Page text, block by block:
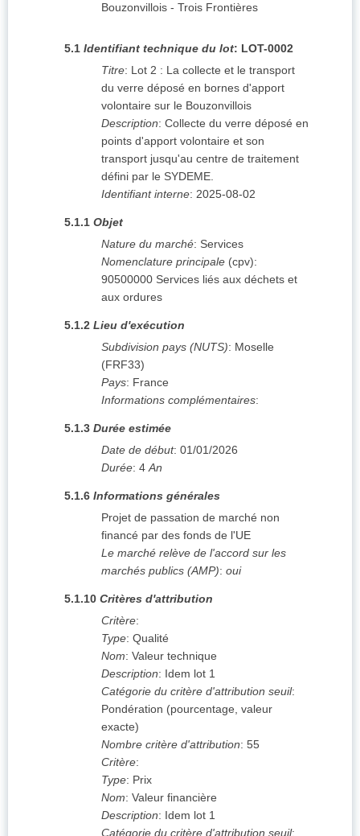
Bouzonvillois - Trois Frontières
5.1 Identifiant technique du lot: LOT-0002
Titre: Lot 2 : La collecte et le transport
du verre déposé en bornes d'apport
volontaire sur le Bouzonvillois
Description: Collecte du verre déposé en
points d'apport volontaire et son
transport jusqu'au centre de traitement
défini par le SYDEME.
Identifiant interne: 2025-08-02
5.1.1 Objet
Nature du marché: Services
Nomenclature principale (cpv):
90500000 Services liés aux déchets et
aux ordures
5.1.2 Lieu d'exécution
Subdivision pays (NUTS): Moselle
(FRF33)
Pays: France
Informations complémentaires:
5.1.3 Durée estimée
Date de début: 01/01/2026
Durée: 4 An
5.1.6 Informations générales
Projet de passation de marché non
financé par des fonds de l'UE
Le marché relève de l'accord sur les
marchés publics (AMP): oui
5.1.10 Critères d'attribution
Critère:
Type: Qualité
Nom: Valeur technique
Description: Idem lot 1
Catégorie du critère d'attribution seuil:
Pondération (pourcentage, valeur
exacte)
Nombre critère d'attribution: 55
Critère:
Type: Prix
Nom: Valeur financière
Description: Idem lot 1
Catégorie du critère d'attribution seuil: